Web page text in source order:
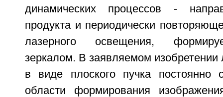
динамических процессов -
продукта и периодически
лазерного освещения,
зеркалом. В заявляемом
в виде плоского пучка постоянно
области формирования